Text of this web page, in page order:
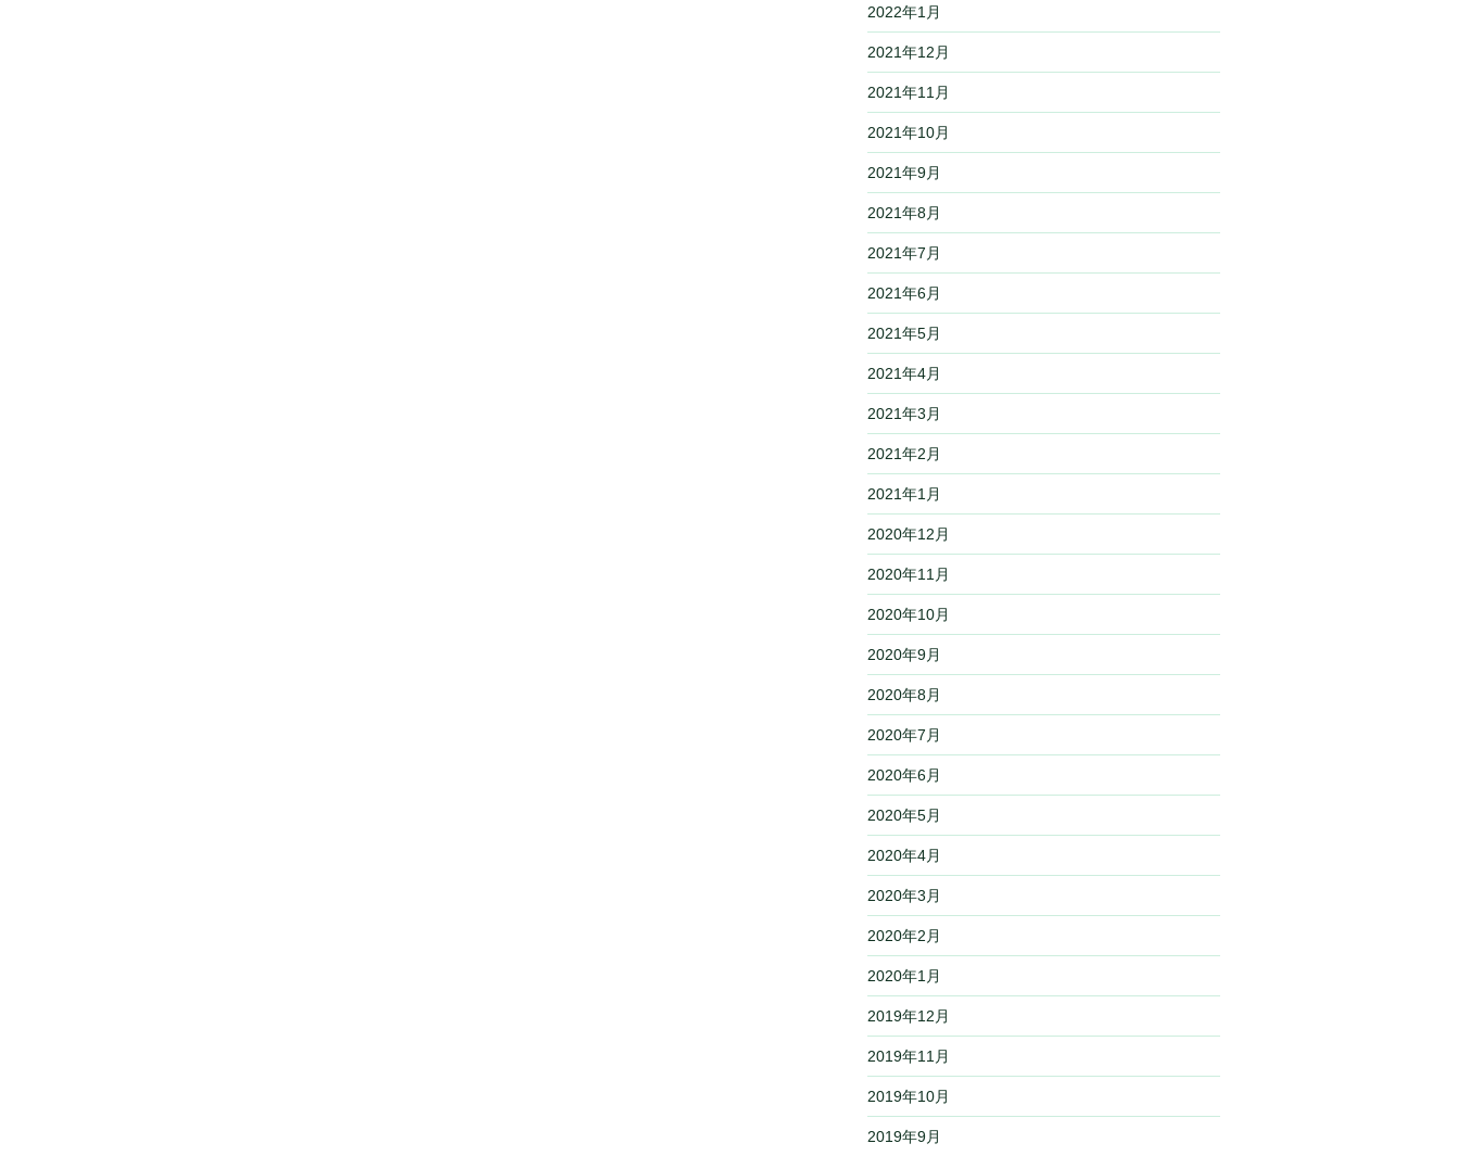
2022年1月
2021年12月
2021年11月
2021年10月
2021年9月
2021年8月
2021年7月
2021年6月
2021年5月
2021年4月
2021年3月
2021年2月
2021年1月
2020年12月
2020年11月
2020年10月
2020年9月
2020年8月
2020年7月
2020年6月
2020年5月
2020年4月
2020年3月
2020年2月
2020年1月
2019年12月
2019年11月
2019年10月
2019年9月